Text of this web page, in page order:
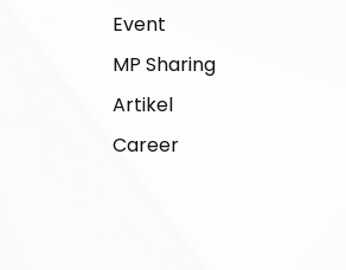
Event
MP Sharing
Artikel
Career